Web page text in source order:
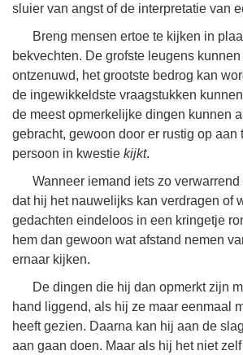
sluier van angst of de interpretatie van
Breng mensen ertoe te kijken in
bekvechten. De grofste leugens
ontzenuwd, het grootste bedrog kan
de ingewikkeldste vraagstukken
de meest opmerkelijke dingen kunnen
gebracht, gewoon door er rustig op aan
persoon in kwestie kijkt.
Wanneer iemand iets zo
dat hij het nauwelijks kan verdragen of
gedachten eindeloos in een kringetje
hem dan gewoon wat afstand nemen
ernaar kijken.
De dingen die hij dan opmerkt zijn
hand liggend, als hij ze maar eenmaal
heeft gezien. Daarna kan hij aan de
aan gaan doen. Maar als hij het niet